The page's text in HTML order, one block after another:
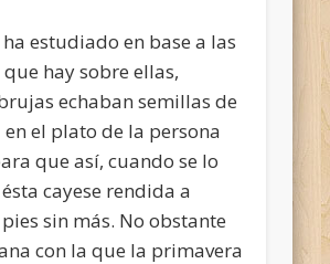
ha estudiado en base a las
hay sobre ellas,
echaban semillas de
el plato de la persona
que así, cuando se lo
cayese rendida a
sin más. No obstante
con la que la primavera